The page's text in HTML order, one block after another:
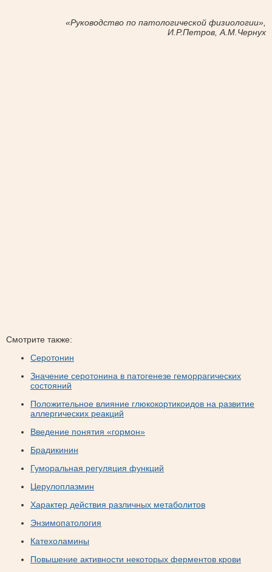
«Руководство по патологической физиологии»,
И.Р.Петров, А.М.Чернух
Смотрите также:
Серотонин
Значение серотонина в патогенезе геморрагических
состояний
Положительное влияние глюкокортикоидов на развитие
аллергических реакций
Введение понятия «гормон»
Брадикинин
Гуморальная регуляция функций
Церулоплазмин
Характер действия различных метаболитов
Энзимопатология
Катехоламины
Повышение активности некоторых ферментов крови